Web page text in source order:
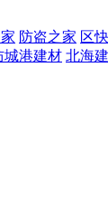
防盗之家 区
城港建材 北海